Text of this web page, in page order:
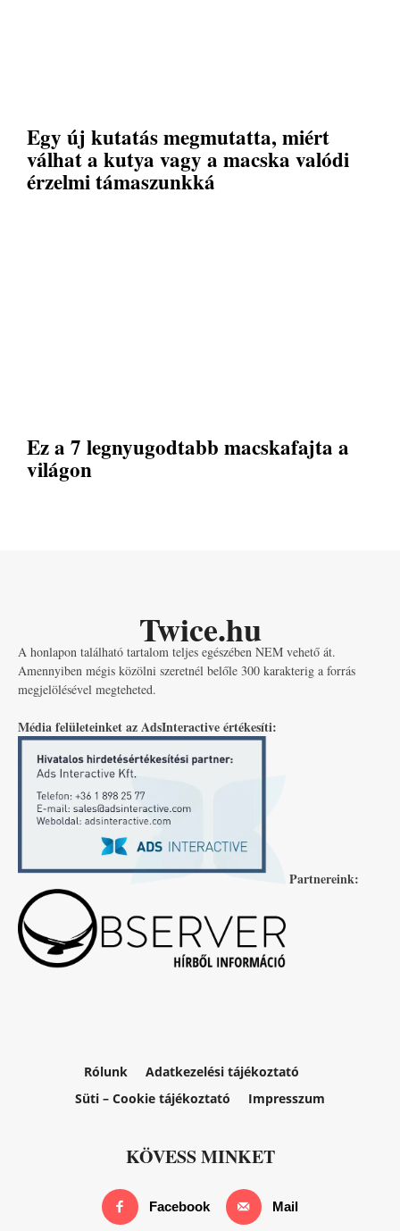
Egy új kutatás megmutatta, miért
válhat a kutya vagy a macska valódi
érzelmi támaszunkká
Ez a 7 legnyugodtabb macskafajta a
világon
Twice.hu
A honlapon található tartalom teljes egészében NEM vehető át.
Amennyiben mégis közölni szeretnél belőle 300 karakterig a forrás
megjelölésével megteheted.
Média felületeinket az AdsInteractive értékesíti:
Partnereink:
Rólunk
Adatkezelési tájékoztató
Süti – Cookie tájékoztató
Impresszum
KÖVESS MINKET
Facebook Mail